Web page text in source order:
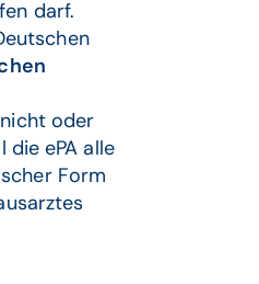
darf.
oder
ePA alle
Form